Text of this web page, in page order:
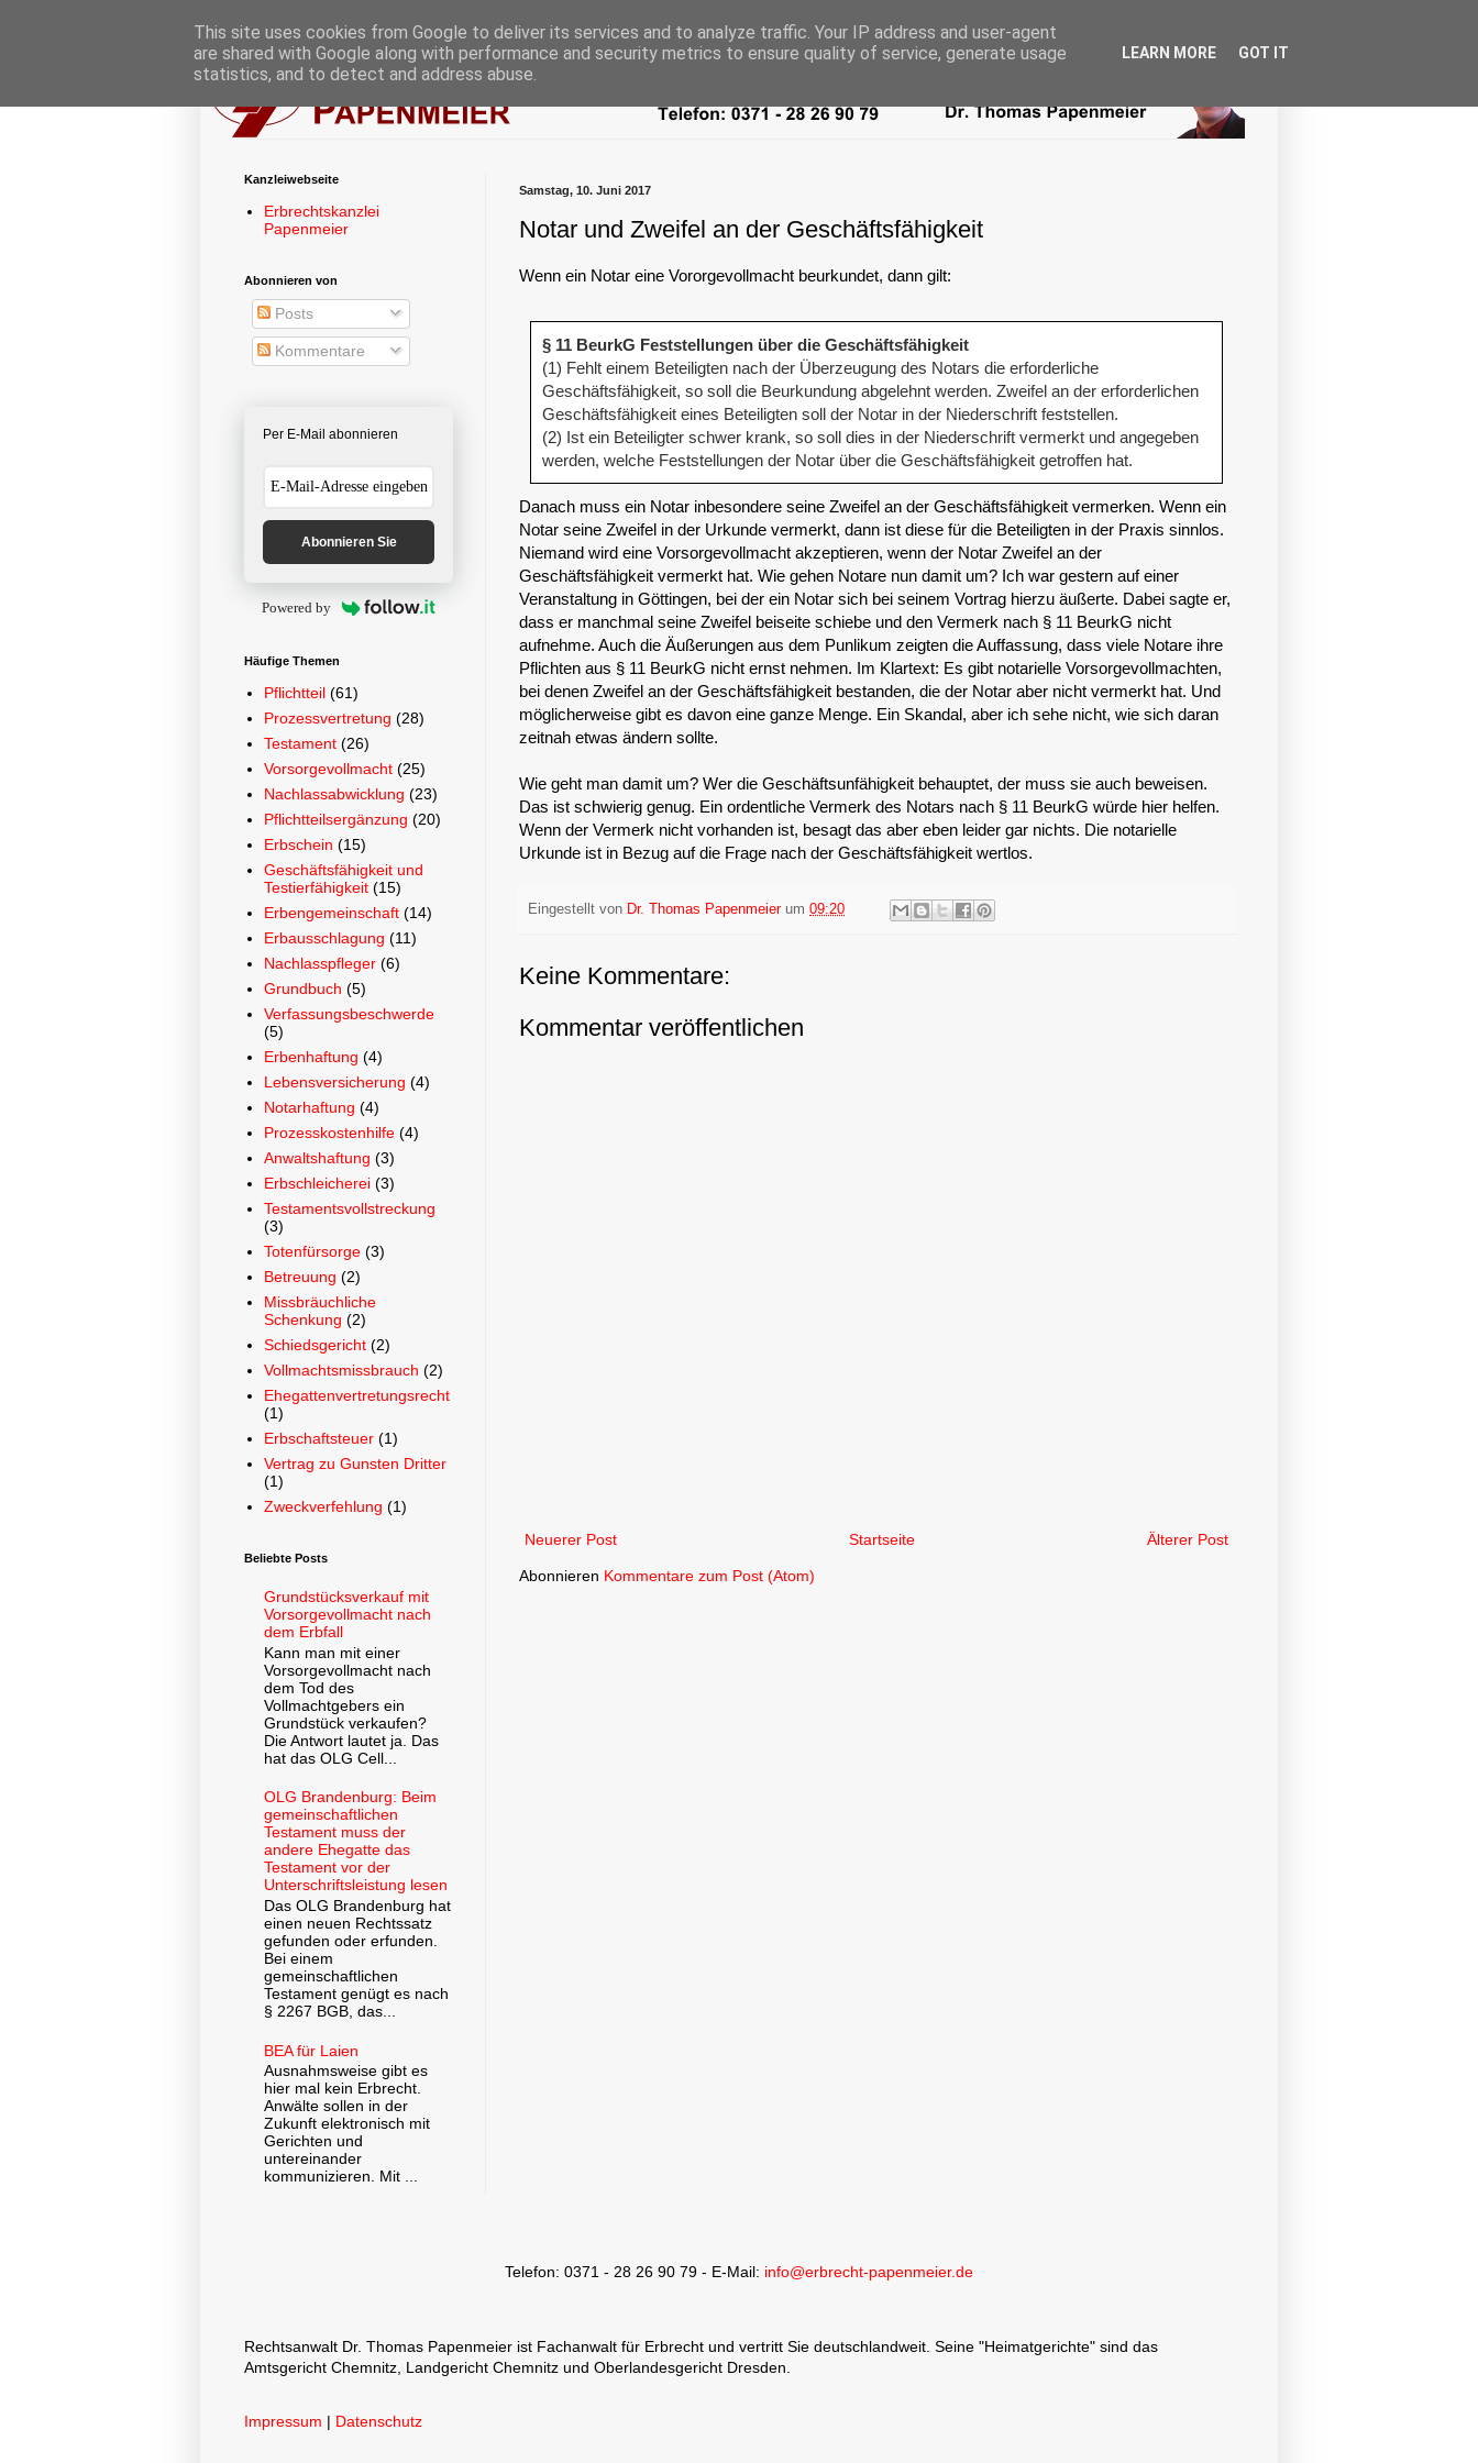
Samstag, 10. Juni 2017
Notar und Zweifel an der Geschäftsfähigkeit
Wenn ein Notar eine Vororgevollmacht beurkundet, dann gilt:
§ 11 BeurkG Feststellungen über die Geschäftsfähigkeit
(1) Fehlt einem Beteiligten nach der Überzeugung des Notars die erforderliche
Geschäftsfähigkeit, so soll die Beurkundung abgelehnt werden. Zweifel an der erforderlichen
Geschäftsfähigkeit eines Beteiligten soll der Notar in der Niederschrift feststellen.
(2) Ist ein Beteiligter schwer krank, so soll dies in der Niederschrift vermerkt und angegeben
werden, welche Feststellungen der Notar über die Geschäftsfähigkeit getroffen hat.
Danach muss ein Notar inbesondere seine Zweifel an der Geschäftsfähigkeit vermerken. Wenn ein
Notar seine Zweifel in der Urkunde vermerkt, dann ist diese für die Beteiligten in der Praxis sinnlos.
Niemand wird eine Vorsorgevollmacht akzeptieren, wenn der Notar Zweifel an der
Geschäftsfähigkeit vermerkt hat. Wie gehen Notare nun damit um? Ich war gestern auf einer
Veranstaltung in Göttingen, bei der ein Notar sich bei seinem Vortrag hierzu äußerte. Dabei sagte er,
dass er manchmal seine Zweifel beiseite schiebe und den Vermerk nach § 11 BeurkG nicht
aufnehme. Auch die Äußerungen aus dem Punlikum zeigten die Auffassung, dass viele Notare ihre
Pflichten aus § 11 BeurkG nicht ernst nehmen. Im Klartext: Es gibt notarielle Vorsorgevollmachten,
bei denen Zweifel an der Geschäftsfähigkeit bestanden, die der Notar aber nicht vermerkt hat. Und
möglicherweise gibt es davon eine ganze Menge. Ein Skandal, aber ich sehe nicht, wie sich daran
zeitnah etwas ändern sollte.
Wie geht man damit um? Wer die Geschäftsunfähigkeit behauptet, der muss sie auch beweisen.
Das ist schwierig genug. Ein ordentliche Vermerk des Notars nach § 11 BeurkG würde hier helfen.
Wenn der Vermerk nicht vorhanden ist, besagt das aber eben leider gar nichts. Die notarielle
Urkunde ist in Bezug auf die Frage nach der Geschäftsfähigkeit wertlos.
Eingestellt von Dr. Thomas Papenmeier um 09:20
Keine Kommentare:
Kommentar veröffentlichen
Neuerer Post Älterer Post
Startseite
Abonnieren Kommentare zum Post (Atom)
Kanzleiwebseite
Erbrechtskanzlei
Papenmeier
Abonnieren von
Posts
Kommentare
Per E-Mail abonnieren
Abonnieren Sie
Powered by
Häufige Themen
Pflichtteil (61)
Prozessvertretung (28)
Testament (26)
Vorsorgevollmacht (25)
Nachlassabwicklung (23)
Pflichtteilsergänzung (20)
Erbschein (15)
Geschäftsfähigkeit und
Testierfähigkeit (15)
Erbengemeinschaft (14)
Erbausschlagung (11)
Nachlasspfleger (6)
Grundbuch (5)
Verfassungsbeschwerde
(5)
Erbenhaftung (4)
Lebensversicherung (4)
Notarhaftung (4)
Prozesskostenhilfe (4)
Anwaltshaftung (3)
Erbschleicherei (3)
Testamentsvollstreckung
(3)
Totenfürsorge (3)
Betreuung (2)
Missbräuchliche
Schenkung (2)
Schiedsgericht (2)
Vollmachtsmissbrauch (2)
Ehegattenvertretungsrecht
(1)
Erbschaftsteuer (1)
Vertrag zu Gunsten Dritter
(1)
Zweckverfehlung (1)
Beliebte Posts
Grundstücksverkauf mit
Vorsorgevollmacht nach
dem Erbfall
Kann man mit einer
Vorsorgevollmacht nach
dem Tod des
Vollmachtgebers ein
Grundstück verkaufen?
Die Antwort lautet ja. Das
hat das OLG Cell...
OLG Brandenburg: Beim
gemeinschaftlichen
Testament muss der
andere Ehegatte das
Testament vor der
Unterschriftsleistung lesen
Das OLG Brandenburg hat
einen neuen Rechtssatz
gefunden oder erfunden.
Bei einem
gemeinschaftlichen
Testament genügt es nach
§ 2267 BGB, das...
BEA für Laien
Ausnahmsweise gibt es
hier mal kein Erbrecht.
Anwälte sollen in der
Zukunft elektronisch mit
Gerichten und
untereinander
kommunizieren. Mit ...
Telefon: 0371 - 28 26 90 79 - E-Mail: info@erbrecht-papenmeier.de
Rechtsanwalt Dr. Thomas Papenmeier ist Fachanwalt für Erbrecht und vertritt Sie deutschlandweit. Seine "Heimatgerichte" sind das
Amtsgericht Chemnitz, Landgericht Chemnitz und Oberlandesgericht Dresden.
Impressum | Datenschutz
This site uses cookies from Google to deliver its services and to analyze traffic. Your IP address and user-agent
are shared with Google along with performance and security metrics to ensure quality of service, generate usage
statistics, and to detect and address abuse.
LEARN MORE GOT IT